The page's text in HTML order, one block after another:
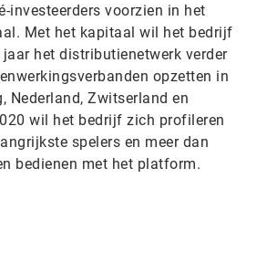
investeerders voorzien in het
Met het kapitaal wil het bedrijf
het distributienetwerk verder
opzetten in
Nederland, Zwitserland en
wil het bedrijf zich profileren
spelers en meer dan
bedienen met het platform.